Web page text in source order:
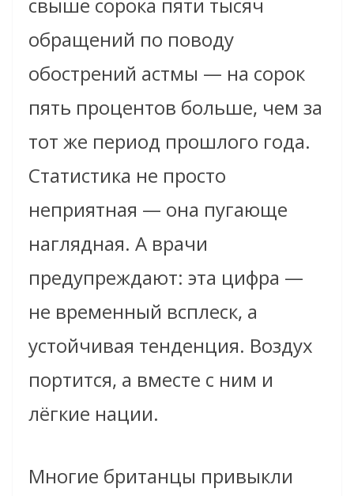
свыше сорока пяти тысяч
обращений по поводу
обострений астмы — на сорок
пять процентов больше, чем за
тот же период прошлого года.
Статистика не просто
неприятная — она пугающе
наглядная. А врачи
предупреждают: эта цифра —
не временный всплеск, а
устойчивая тенденция. Воздух
портится, а вместе с ним и
лёгкие нации.
Многие британцы привыкли